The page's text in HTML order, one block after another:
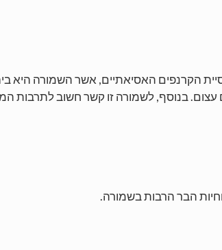
הקרנפים האסיאתיים, אשר השמורה היא
עצום. בנוסף, לשמורה זו קשר חשוב לתרבות
הבר הרבות בשמורה.